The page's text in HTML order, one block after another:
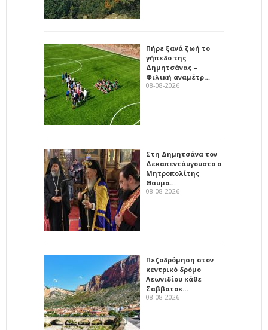
Πήρε ξανά ζωή το
γήπεδο της
Δημητσάνας –
Φιλική αναμέτρ…
08-08-2026
Στη Δημητσάνα τον
Δεκαπεντάυγουστο ο
Μητροπολίτης
Θαυμα…
08-08-2026
Πεζοδρόμηση στον
κεντρικό δρόμο
Λεωνιδίου κάθε
Σαββατοκ…
08-08-2026